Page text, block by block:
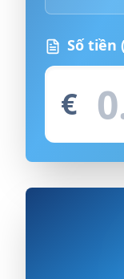
Số tiền
€